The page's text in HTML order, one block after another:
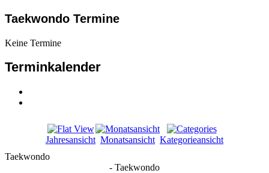
Taekwondo Termine
Keine Termine
Terminkalender
Jahresansicht Monatsansicht Kategorieansicht
Taekwondo
- Taekwondo